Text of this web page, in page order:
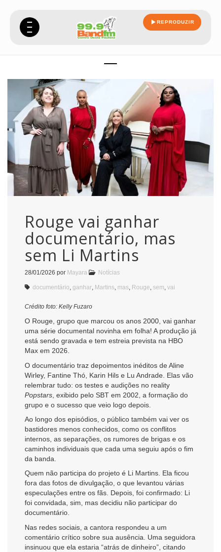
REPRODUZIR
Rouge vai ganhar
documentário, mas
sem Li Martins
28/01/2026 por Mayara Notícias
documentário ganhar Martins mas Rouge sem vai
Crédito foto: Kelly Fuzaro
O Rouge, grupo que marcou os anos 2000, vai ganhar
uma série documental novinha em folha! A produção já
está sendo gravada e tem estreia prevista na HBO
Max em 2026.
O documentário traz depoimentos inéditos de Aline
Wirley, Fantine Thó, Karin Hils e Lu Andrade. Elas vão
relembrar tudo: os testes e audições no reality
Popstars , exibido pelo SBT em 2002, a formação do
grupo e o sucesso que veio logo depois.
Ao longo dos episódios, o público também vai ver os
bastidores menos conhecidos, como os conflitos
internos, as separações, os rumores de brigas e os
caminhos individuais que cada uma seguiu após o fim
da banda.
Quem não participa do projeto é Li Martins. Ela ficou
fora das fotos de divulgação, o que levantou várias
especulações entre os fãs. Depois, foi confirmado: Li
foi convidada, sim, mas decidiu não participar do
documentário.
Nas redes sociais, a cantora respondeu a um
comentário crítico sobre sua ausência. Uma seguidora
insinuou que ela estaria “atrás de dinheiro”, citando